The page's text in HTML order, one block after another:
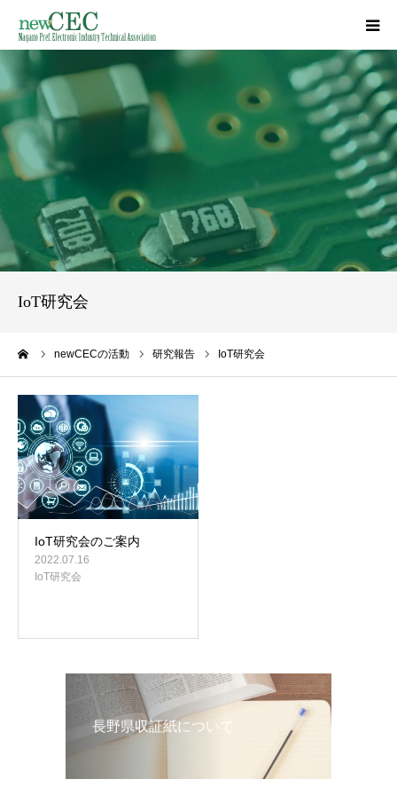
IoT研究会
newCECの活動 研究報告 IoT研究会
IoT研究会のご案内
2022.07.16
IoT研究会
長野県収証紙について
HOME
事業概要
講習会／講演会
研究報告
入会案内
お問い合わせ